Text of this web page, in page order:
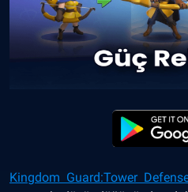
Kingdom Guard:Tower